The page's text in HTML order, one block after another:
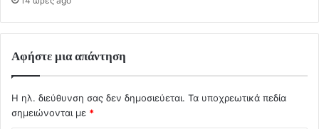
Αφήστε μια απάντηση
Η ηλ. διεύθυνση σας δεν δημοσιεύεται. Τα υποχρεωτικά πεδία
σημειώνονται με *